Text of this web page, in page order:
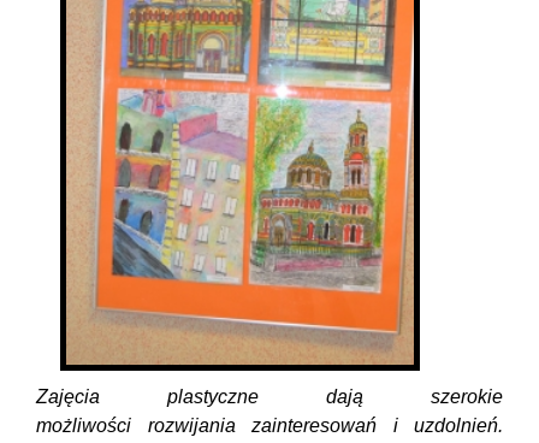
Zajęcia plastyczne dają szerokie
możliwości rozwijania zainteresowań i uzdolnień.